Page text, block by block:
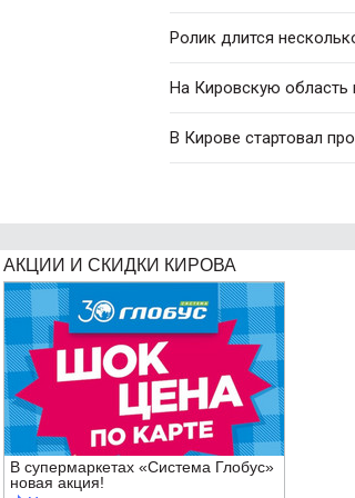
Ролик длится
На Кировскую область
В Кирове стартовал
АКЦИИ И СКИДКИ КИРОВА
В супермаркетах «Система Глобус»
новая акция!